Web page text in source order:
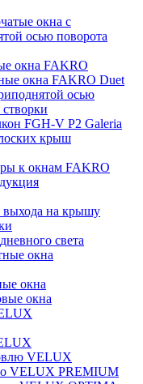
окна с
осью поворота
окна FAKRO
окна FAKRO Duet
осью
FGH-V P2 Galeria
крыш
к окнам FAKRO
выхода на крышу
света
окна
окна
окна
VELUX
VELUX PREMIUM